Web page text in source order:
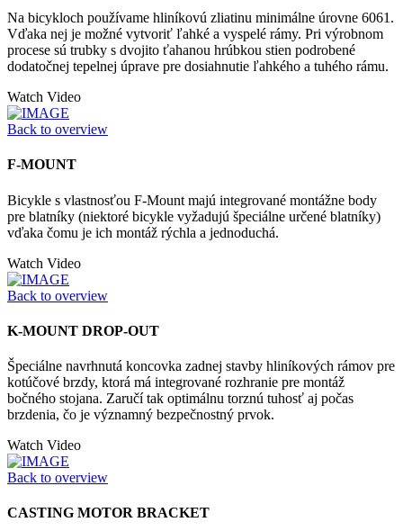
Na bicykloch používame hliníkovú zliatinu minimálne úrovne 6061.
Vďaka nej je možné vytvoriť ľahké a vyspelé rámy. Pri výrobnom
procese sú trubky s dvojito ťahanou hrúbkou stien podrobené
dodatočnej tepelnej úprave pre dosiahnutie ľahkého a tuhého rámu.
Watch Video
Back to overview
F-MOUNT
Bicykle s vlastnosťou F-Mount majú integrované montážne body
pre blatníky (niektoré bicykle vyžadujú špeciálne určené blatníky)
vďaka čomu je ich montáž rýchla a jednoduchá.
Watch Video
Back to overview
K-MOUNT DROP-OUT
Špeciálne navrhnutá koncovka zadnej stavby hliníkových rámov pre
kotúčové brzdy, ktorá má integrované rozhranie pre montáž
bočného stojana. Zaručí tak optimálnu torznú tuhosť aj počas
brzdenia, čo je významný bezpečnostný prvok.
Watch Video
Back to overview
CASTING MOTOR BRACKET